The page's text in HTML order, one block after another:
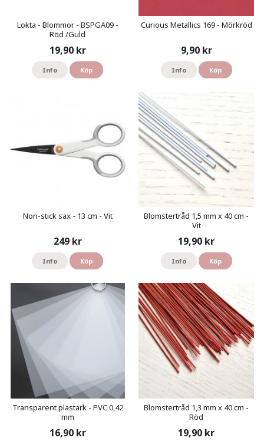
Lokta - Blommor - BSPGA09 -
Röd /Guld
19,90 kr
Info Köp
Curious Metallics 169 - Mörkröd
9,90 kr
Info Köp
Non-stick sax - 13 cm - Vit
249 kr
Info Köp
Blomstertråd 1,5 mm x 40 cm -
Vit
19,90 kr
Info Köp
Transparent plastark - PVC 0,42
mm
16,90 kr
Blomstertråd 1,3 mm x 40 cm -
Röd
19,90 kr